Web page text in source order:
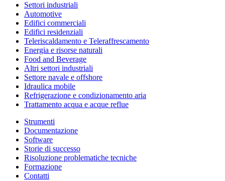
Settori industriali
Automotive
Edifici commerciali
Edifici residenziali
Teleriscaldamento e Teleraffrescamento
Energia e risorse naturali
Food and Beverage
Altri settori industriali
Settore navale e offshore
Idraulica mobile
Refrigerazione e condizionamento aria
Trattamento acqua e acque reflue
Strumenti
Documentazione
Software
Storie di successo
Risoluzione problematiche tecniche
Formazione
Contatti